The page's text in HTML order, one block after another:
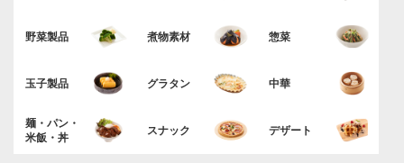
野菜製品 煮物素材 惣菜
玉子製品 グラタン 中華
麺・パン・
米飯・丼
スナック デザート